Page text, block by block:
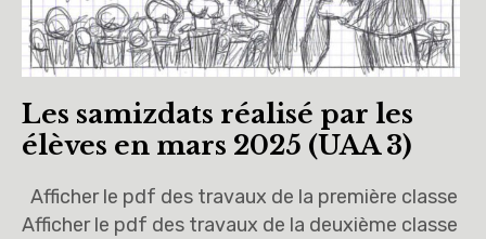
Les samizdats réalisé par les
élèves en mars 2025 (UAA 3)
Afficher le pdf des travaux de la première classe
Afficher le pdf des travaux de la deuxième classe